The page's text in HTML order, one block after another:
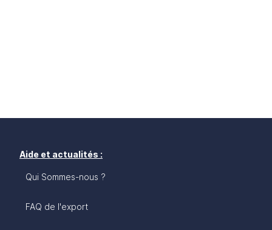
Aide et actualités :
Qui Sommes-nous ?
FAQ de l'export